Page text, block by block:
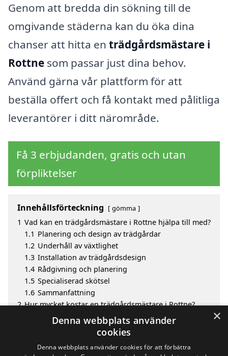
Genom att bredda din sökning till de
omgivande städerna kan du öka dina
chanser att hitta en trädgårdsmästare i
Rottne som passar just dina behov.
Använd gärna vår plattform för att
beställa offert och få kontakt med pålitliga
leverantörer i ditt närområde.
Få 3 erbjudanden, gratis och utan
förpliktelser
Innehållsförteckning gömma
1 Vad kan en trädgårdsmästare i Rottne hjälpa till med?
1.1 Planering och design av trädgårdar
1.2 Underhåll av växtlighet
1.3 Installation av trädgårdsdesign
1.4 Rådgivning och planering
1.5 Specialiserad skötsel
1.6 Sammanfattning
2 Hur mycket kostar en trädgårdsmästare i Rottne?
Fördelar med att välja trädgårdsmästare i Rottne
Sök efter en skicklig trädgårdsmästare i de
omgivande städerna Rottne
×
Denna webbplats använder
cookies
Denna webbplats använder cookies för att förbättra